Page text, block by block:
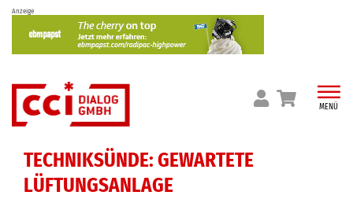
Skip
content
Anzeige
MENÜ
TECHNIKSÜNDE: GEWARTETE
LÜFTUNGSANLAGE